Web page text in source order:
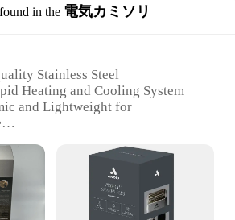
in the 電気カミソリ
Stainless Steel
Heating and Cooling System
and Lightweight for
Includes Multiple Blades for
Electric Trimmer, Makita